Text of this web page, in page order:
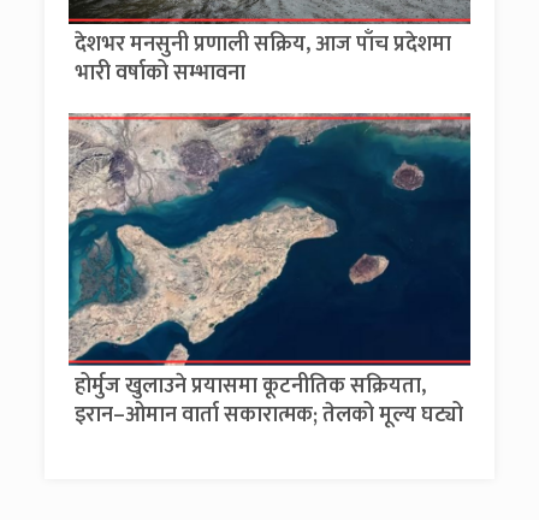
देशभर मनसुनी प्रणाली सक्रिय, आज पाँच प्रदेशमा
भारी वर्षाको सम्भावना
होर्मुज खुलाउने प्रयासमा कूटनीतिक सक्रियता,
इरान–ओमान वार्ता सकारात्मक; तेलको मूल्य घट्यो